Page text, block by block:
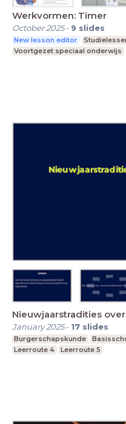
Werkvormen: Timer
October 2025- 9 slides
New lesson editor
Voortgezet speciaal onderwijs
Nieuwjaarstradities
January 2025- 17 slides
Burgerschapskunde
Leerroute 4
Leerroute 5